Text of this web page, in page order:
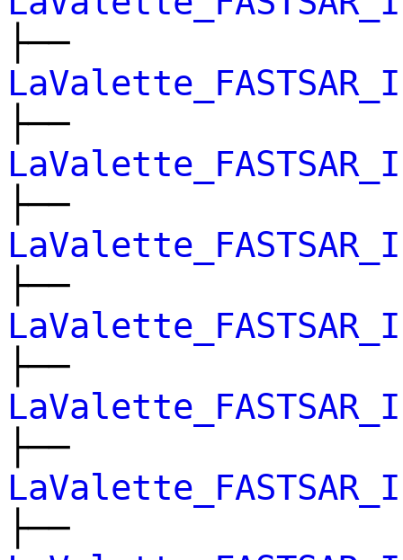
├──
├──
├──
├──
├──
├──
├──